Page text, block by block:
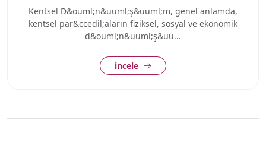
Kentsel D&ouml;n&uuml;ş&uuml;m, genel anlamda,
kentsel par&ccedil;aların fiziksel, sosyal ve ekonomik
d&ouml;n&uuml;ş&uu...
incele